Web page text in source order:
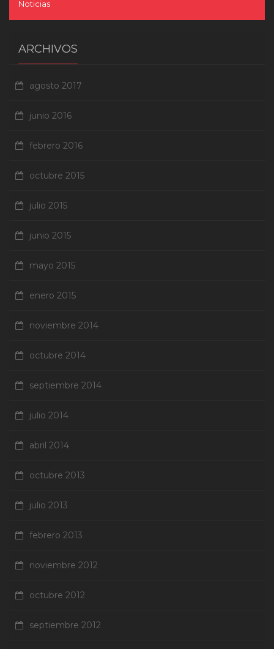
Noticias
ARCHIVOS
agosto 2017
junio 2016
febrero 2016
octubre 2015
julio 2015
junio 2015
mayo 2015
enero 2015
noviembre 2014
octubre 2014
septiembre 2014
julio 2014
abril 2014
octubre 2013
julio 2013
febrero 2013
noviembre 2012
octubre 2012
septiembre 2012